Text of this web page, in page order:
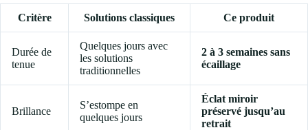
Critère Solutions classiques Ce produit
Durée de
tenue
Quelques jours avec
les solutions
traditionnelles
2 à 3 semaines sans
écaillage
Brillance
S’estompe en
quelques jours
Éclat miroir
préservé jusqu’au
retrait